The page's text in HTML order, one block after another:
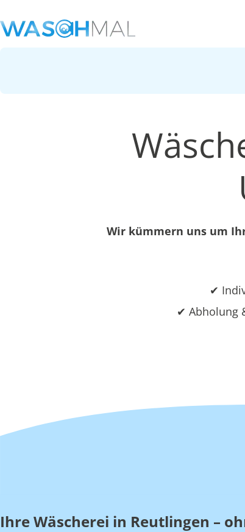
Wir kümmern uns um
✔
✔ Abholung
Ihre Wäscherei in Reutlingen –